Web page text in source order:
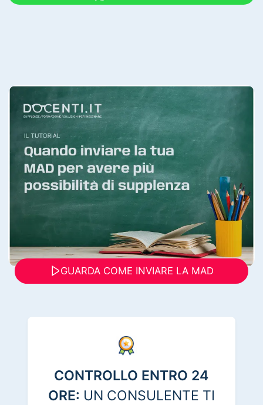
GUARDA COME INVIARE LA MAD
CONTROLLO ENTRO 24
ORE: UN CONSULENTE TI